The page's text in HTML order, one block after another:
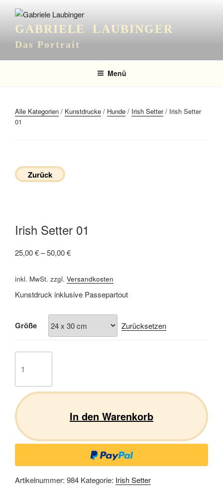
Inhalt
springenGABRIELE LAUBINGER
Das Portrait
Menü
Alle Kategorien / Kunstdrucke / Hunde / Irish Setter/ Irish Setter
01
Zurück
Irish Setter 01
25,00€–50,00€
inkl. MwSt. zzgl. Versandkosten
Kunstdruck inklusive Passepartout
Größe Zurücksetzen
Setter
Menge
In den Warenkorb
Artikelnummer: 984 Kategorie: Irish Setter